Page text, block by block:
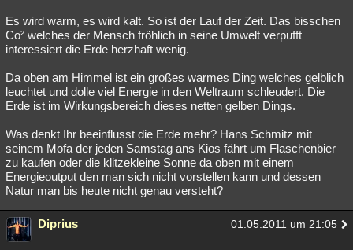
Es wird warm, es wird kalt. So ist der Lauf der Zeit. Das bisschen
Co² welches der Mensch fröhlich in seine Umwelt verpufft
interessiert die Erde herzhaft wenig.
Da oben am Himmel ist ein großes warmes Ding welches gelblich
leuchtet und dolle viel Energie in den Weltraum schleudert. Die
Erde ist im Wirkungsbereich dieses netten gelben Dings.
Was denkt Ihr beeinflusst die Erde mehr? Hans Schmitz mit
seinem Mofa der jeden Samstag ans Kios fährt um Flaschenbier
zu kaufen oder die klitzekleine Sonne da oben mit einem
Energieoutput den man sich nicht vorstellen kann und dessen
Natur man bis heute nicht genau versteht?
Diprius 01.05.2011 um 21:05